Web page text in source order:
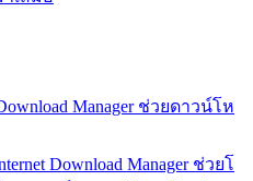
Manager ช่วยดาวน์โห
Download Manager ช่วยโ